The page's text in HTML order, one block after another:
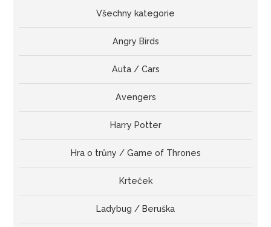
Všechny kategorie
Angry Birds
Auta / Cars
Avengers
Harry Potter
Hra o trůny / Game of Thrones
Krteček
Ladybug / Beruška